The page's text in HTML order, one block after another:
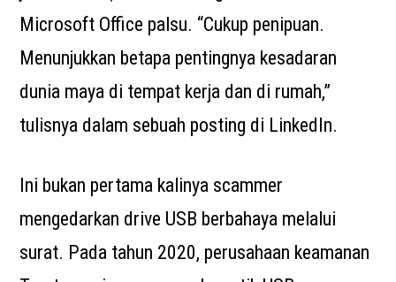
Microsoft Office palsu. “Cukup penipuan.
Menunjukkan betapa pentingnya kesadaran
dunia maya di tempat kerja dan di rumah,”
tulisnya dalam sebuah posting di LinkedIn.
Ini bukan pertama kalinya scammer
mengedarkan drive USB berbahaya melalui
surat. Pada tahun 2020, perusahaan keamanan